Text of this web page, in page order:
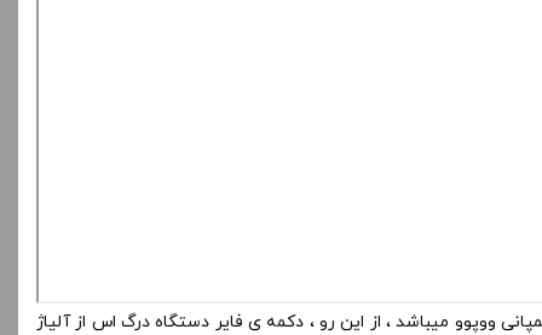
ووپوو میباشد ، از این رو ، دکمه ی فایر دستگاه درگ اس از آلیاژ